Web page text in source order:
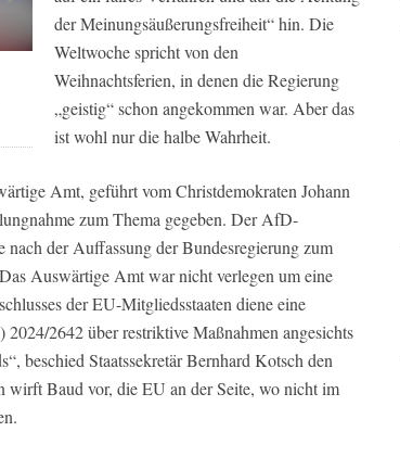
der Meinungsäußerungsfreiheit“ hin. Die
Weltwochespricht von den
Weihnachtsferien, in denen die Regierung
„geistig“ schon angekommen war. Aber das
ist wohl nur die halbe Wahrheit.
Amt, geführt vom Christdemokraten Johann
zum Thema gegeben. Der AfD-
nach der Auffassung der Bundesregierung zum
Auswärtige Amt war nicht verlegen um eine
der EU-Mitgliedsstaaten diene eine
2642 über restriktive Maßnahmen angesichts
beschied Staatssekretär Bernhard Kotsch den
wirft Baud vor, die EU an der Seite, wo nicht im